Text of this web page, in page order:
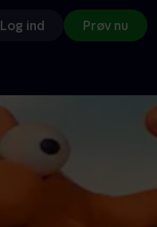
Log ind Prøv nu